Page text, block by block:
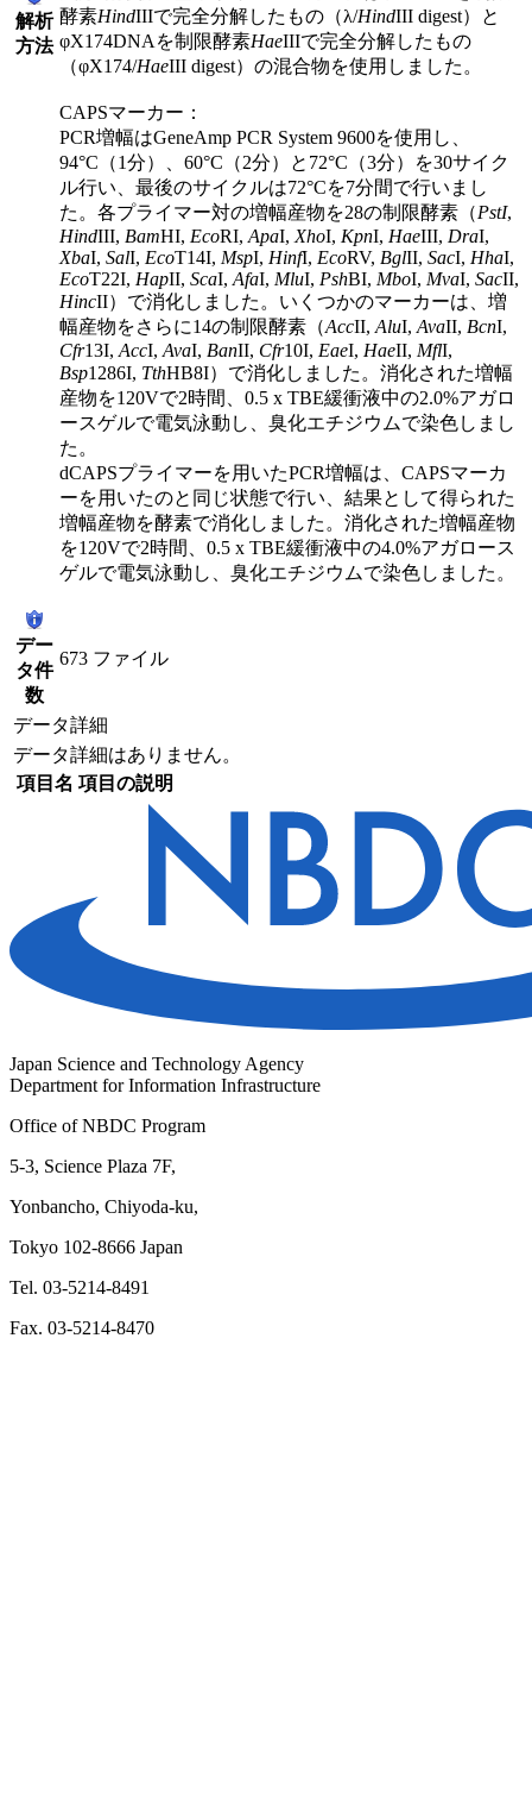
解析
方法
酵素HindIIIで完全分解したもの（λ/HindIII digest）と
φX174DNAを制限酵素HaeIIIで完全分解したもの
（φX174/HaeIII digest）の混合物を使用しました。
CAPSマーカー：
PCR増幅はGeneAmp PCR System 9600を使用し、
94°C（1分）、60°C（2分）と72°C（3分）を30サイク
ル行い、最後のサイクルは72°Cを7分間で行いまし
た。各プライマー対の増幅産物を28の制限酵素（PstI,
HindIII, BamHI, EcoRI, ApaI, XhoI, KpnI, HaeIII, DraI,
XbaI, SalI, EcoT14I, MspI, HinfI, EcoRV, BglII, SacI, HhaI,
EcoT22I, HapII, ScaI, AfaI, MluI, PshBI, MboI, MvaI, SacII,
HincII）で消化しました。いくつかのマーカーは、増
幅産物をさらに14の制限酵素（AccII, AluI, AvaII, BcnI,
Cfr13I, AccI, AvaI, BanII, Cfr10I, EaeI, HaeII, MflI,
Bsp1286I, TthHB8I）で消化しました。消化された増幅
産物を120Vで2時間、0.5 x TBE緩衝液中の2.0%アガロ
ースゲルで電気泳動し、臭化エチジウムで染色しまし
た。
dCAPSプライマーを用いたPCR増幅は、CAPSマーカ
ーを用いたのと同じ状態で行い、結果として得られた
増幅産物を酵素で消化しました。消化された増幅産物
を120Vで2時間、0.5 x TBE緩衝液中の4.0%アガロース
ゲルで電気泳動し、臭化エチジウムで染色しました。
デー
タ件
数
673 ファイル
データ詳細
データ詳細はありません。
項目名 項目の説明
Japan Science and Technology Agency
Department for Information Infrastructure
Office of NBDC Program
5-3, Science Plaza 7F,
Yonbancho, Chiyoda-ku,
Tokyo 102-8666 Japan
Tel. 03-5214-8491
Fax. 03-5214-8470